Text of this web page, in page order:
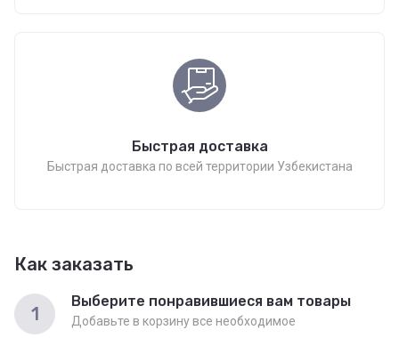
Быстрая доставка
Быстрая доставка по всей территории Узбекистана
Как заказать
1
Выберите понравившиеся вам товары
Добавьте в корзину все необходимое